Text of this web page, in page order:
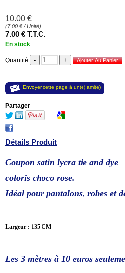
10.00 €
(7.00 €/ Unité)
7.00 € T.T.C.
En stock
Quantité
Envoyer cette page à un(e) ami(e)
Partager
Détails Produit
Coupon satin lycra tie and dye
coloris choco rose.
Idéal pour pantalons, robes et
Largeur : 135 CM
Les 3 mètres à 10 euros